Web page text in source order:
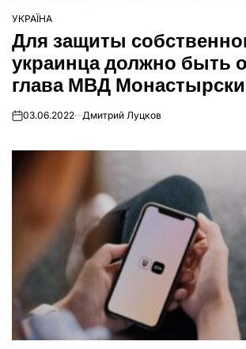
ОПУБЛІКУВАТИ
У
УКРАЇНА
Для защиты
украинца должно быть
глава МВД
on03.06.2022 Дмитрий Луцков